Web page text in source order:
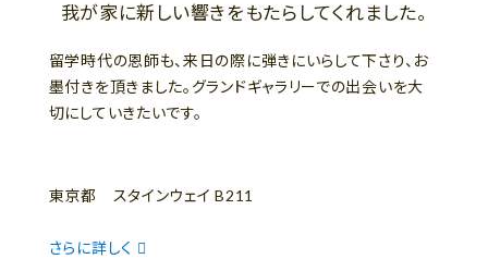
我が家に新しい響きをもたらしてくれました。
留学時代の恩師も、来日の際に弾きにいらして下さり、お
墨付きを頂きました。グランドギャラリーでの出会いを大
切にしていきたいです。
東京都 スタインウェイ B211
さらに詳しく